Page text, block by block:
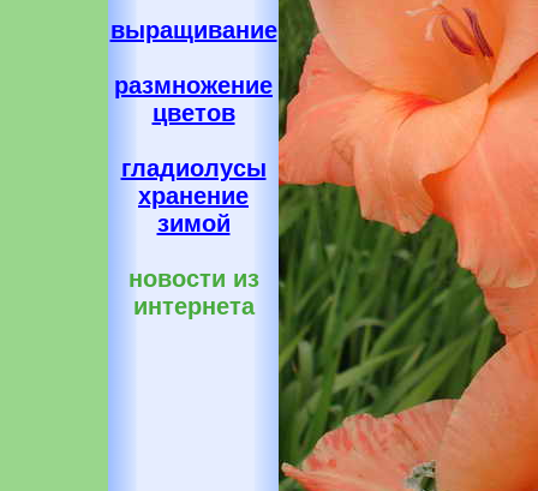
выращивание
размножение
цветов
гладиолусы
хранение
зимой
новости из
интернета